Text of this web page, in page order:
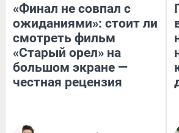
«Финал не совпал с
ожиданиями»: стоит ли
смотреть фильм
«Старый орел» на
большом экране —
честная рецензия